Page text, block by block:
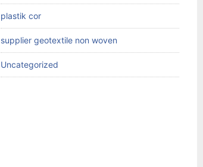
plastik cor
supplier geotextile non woven
Uncategorized